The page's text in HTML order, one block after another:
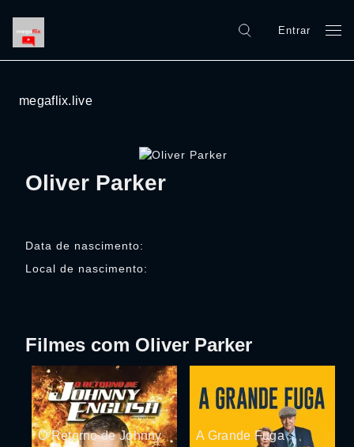
Entrar
megaflix.live
Oliver Parker
Data de nascimento:
Local de nascimento:
Filmes com Oliver Parker
O Retorno de Johnny
A Grande Fuga